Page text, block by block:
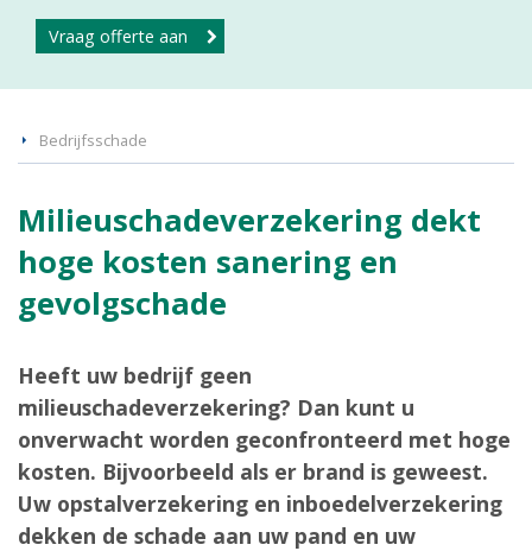
Vraag offerte aan
Bedrijfsschade
Milieuschadeverzekering dekt
hoge kosten sanering en
gevolgschade
Heeft uw bedrijf geen
milieuschadeverzekering? Dan kunt u
onverwacht worden geconfronteerd met hoge
kosten. Bijvoorbeeld als er brand is geweest.
Uw opstalverzekering en inboedelverzekering
dekken de schade aan uw pand en uw